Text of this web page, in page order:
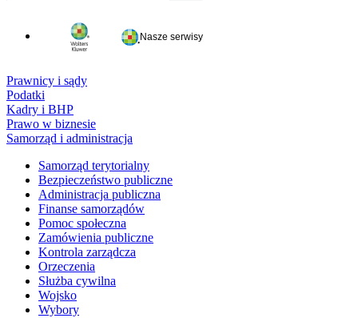
Nasze serwisy
Prawnicy i sądy
Podatki
Kadry i BHP
Prawo w biznesie
Samorząd i administracja
Samorząd terytorialny
Bezpieczeństwo publiczne
Administracja publiczna
Finanse samorządów
Pomoc społeczna
Zamówienia publiczne
Kontrola zarządcza
Orzeczenia
Służba cywilna
Wojsko
Wybory